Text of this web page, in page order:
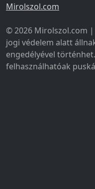
Mirolszol.com
© 2026 Mirolszol.com
jogi védelem alatt
engedélyével
felhasználhatóak